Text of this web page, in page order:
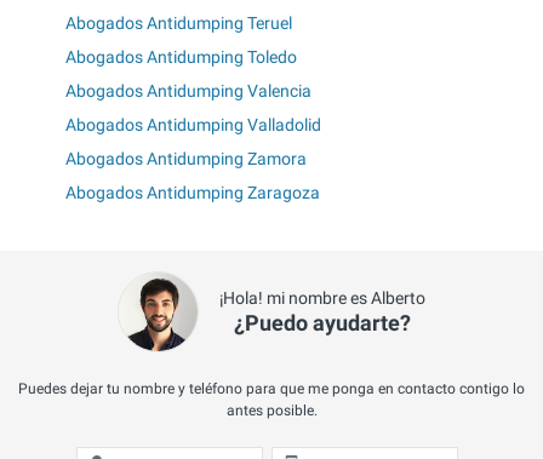
Abogados Antidumping Teruel
Abogados Antidumping Toledo
Abogados Antidumping Valencia
Abogados Antidumping Valladolid
Abogados Antidumping Zamora
Abogados Antidumping Zaragoza
¡Hola! mi nombre es Alberto
¿Puedo ayudarte?
Puedes dejar tu nombre y teléfono para que me ponga en contacto contigo lo
antes posible.